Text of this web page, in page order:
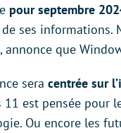
pour septembre
ses informations.
que
sera centrée sur
est pensée pour
Ou encore les